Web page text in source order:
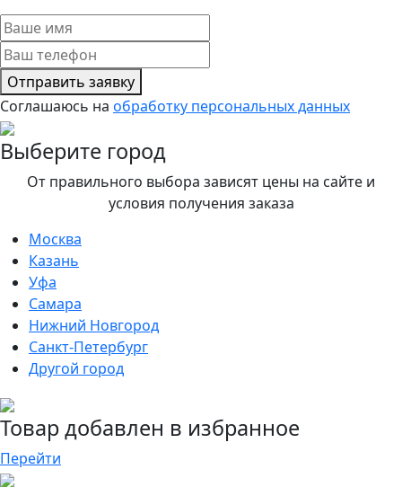
Отправить заявку
Соглашаюсь на обработку персональных данных
Выберите город
От правильного выбора зависят цены на сайте и
условия получения заказа
Москва
Казань
Уфа
Самара
Нижний Новгород
Санкт-Петербург
Другой город
Товар добавлен в избранное
Перейти